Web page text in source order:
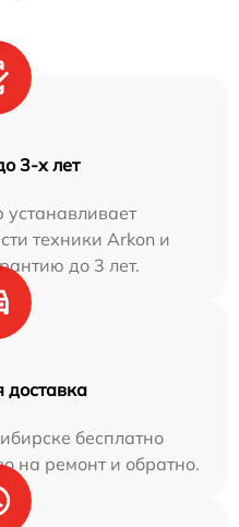
3-х лет
техники Arkon и
до 3 лет.
доставка
бесплатно
на ремонт и обратно.